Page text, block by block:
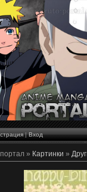
|Вход
портал » Картинки »